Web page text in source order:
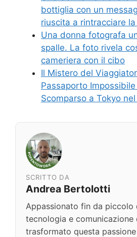
bottiglia con un
riuscita a rintracciare
Una donna fotografa
spalle. La foto rivela
cameriera con il cibo
Il Mistero del
Passaporto Impossibile
Scomparso a Tokyo
SCRITTO DA
Andrea Bertolotti
Appassionato fin da piccolo
tecnologia e comunicazione
trasformato questa